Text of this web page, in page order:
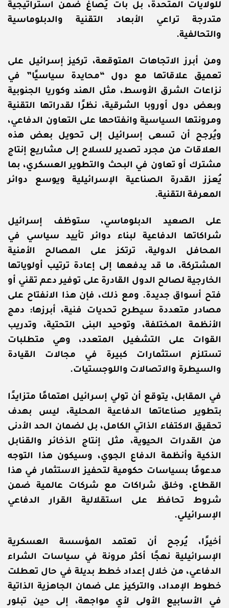
للولايات المتحدة، بل بات يُصاغ ضمن استراتيجية
متدرجة تراعي الأبعاد التقنية والدبلوماسية
والتحالفية.
ومن أبرز الاتجاهات المتوقعة، تركيز إسرائيل على
تعميق علاقاتها مع دول “محايدة سياسيًا” في
نزاعات الشرق الأوسط، مثل الهند وكوريا الجنوبية
وبعض دول أوروبا الشرقية، نظرًا لقدراتها التقنية
ومرونتها السياسية وانفتاحها على التعاون الدفاعي،
ويُرجح أن تسعى إسرائيل إلى تحويل بعض هذه
العلاقات من مجرد تصدير للسلاح إلى مشاريع إنتاج
مشترك أو تعاون في البحث والتطوير العسكري، بما
يُعزز القدرة الصناعية الإسرائيلية ويوسع دوائر
المعرفة التقنية.
على الصعيد الدبلوماسي، ستوظف إسرائيل
شراكاتها الدفاعية لبناء دوائر تأييد سياسي في
المحافل الدولية، ترتكز على المصالح الأمنية
المشتركة، ما قد يدفعها إلى إعادة ترتيب أولوياتها
الخارجية لصالح الدول القادرة على توفير دعم تقني أو
فتح أسواق جديدة. ومع ذلك، فإن هذا الانفتاح على
مصادر متعددة سيطرح تحديات فنية، أبرزها: دمج
الأنظمة المختلفة، وتوحيد البنى التحتية، وتدريب
القوات على التشغيل المتعدد، وهي متطلبات
تستلزم استثمارات كبيرة في مجالات القيادة
والسيطرة والاتصالات واللوجستيات.
في المقابل، يتوقع أن تولي إسرائيل اهتمامًا متزايدًا
بتطوير صناعاتها الدفاعية المحلية، ليس بهدف
تحقيق الاكتفاء الذاتي الكامل، بل لضمان الحد الأدنى
من القدرات الحيوية، مثل إنتاج الذخائر والقنابل
الذكية وأنظمة الدفاع الجوي، وسيكون هذا التوجه
مدعومًا بسياسات حكومية لتحفيز الاستثمار في هذا
القطاع، وخلق شراكات مع شركات عالمية ضمن
شروط تحافظ على استقلالية القرار الدفاعي
الإسرائيلي.
أخيرًا، يُرجح أن تعتمد المؤسسة العسكرية
الإسرائيلية نهجًا أكثر مرونة في سياسات الشراء
الدفاعي، من خلال إعداد خطط بديلة في حال تعطلت
خطوط الإمداد، والتركيز على ضمان الجاهزية الذاتية
في الأسابيع الأولى لأي مواجهة، إلى حين تبلور